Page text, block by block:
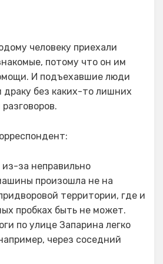
человеку приехали
потому что он им
И подъехавшие люди
драку без каких-то лишних
за неправильно
произошла не на
территории, где и
пробках быть не может.
по улице Запарина легко
через соседний